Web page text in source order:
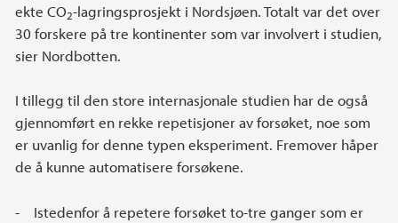
ekte CO2-lagringsprosjekt i Nordsjøen. Totalt var det over
30 forskere på tre kontinenter som var involvert i studien,
sier Nordbotten.
I tillegg til den store internasjonale studien har de også
gjennomført en rekke repetisjoner av forsøket, noe som
er uvanlig for denne typen eksperiment. Fremover håper
de å kunne automatisere forsøkene.
- Istedenfor å repetere forsøket to-tre ganger som er